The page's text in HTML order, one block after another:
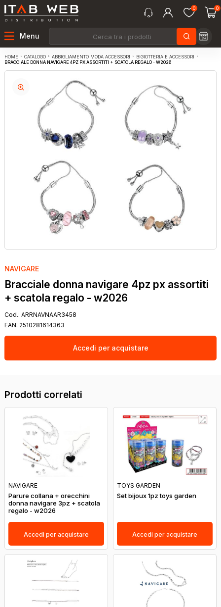
0 0
Menu
HOME CATALOGO ABBIGLIAMENTO MODA ACCESSORI
BIGIOTTERIA E ACCESSORI
BRACCIALE DONNA NAVIGARE 4PZ PX ASSORTITI + SCATOLA REGALO - W2026
NAVIGARE
Bracciale donna navigare 4pz px assortiti
+ scatola regalo - w2026
Cod.: ARRNAVNAAR3458
EAN: 2510281614363
Accedi per acquistare
Prodotti correlati
NAVIGARE
Parure collana + orecchini
donna navigare 3pz + scatola
regalo - w2026
Accedi per acquistare
TOYS GARDEN
Set bijoux 1pz toys garden
Accedi per acquistare